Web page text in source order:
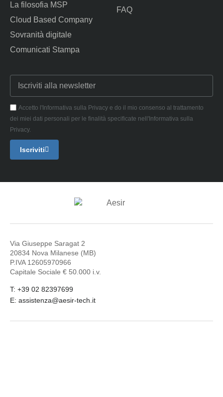
La filosofia MSP
Cloud Based Company
Sovranità digitale
Comunicati Stampa
FAQ
Accetto l'Informativa sulla Privacy e do il mio consenso al trattamento
dei miei dati personali per le finalità specificate nell'Informativa sulla
Privacy.
Iscriviti
Via Giuseppe Saragat 2
20834 Nova Milanese (MB)
P.IVA 12605970966
Capitale Sociale € 50.000 i.v.
T: +39 02 82397699
E: assistenza@aesir-tech.it